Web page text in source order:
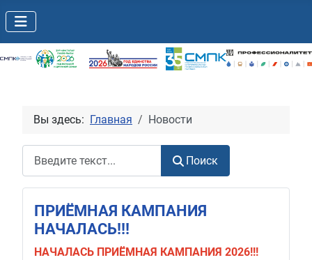
Вы здесь: Главная Новости
Поиск
ПРИЁМНАЯ КАМПАНИЯ
НАЧАЛАСЬ!!!
НАЧАЛАСЬ ПРИЁМНАЯ КАМПАНИЯ 2026!!!